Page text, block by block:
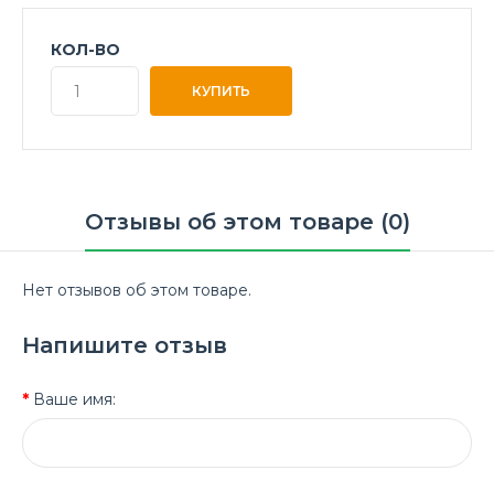
КОЛ-ВО
Отзывы об этом товаре (0)
Нет отзывов об этом товаре.
Напишите отзыв
Ваше имя: